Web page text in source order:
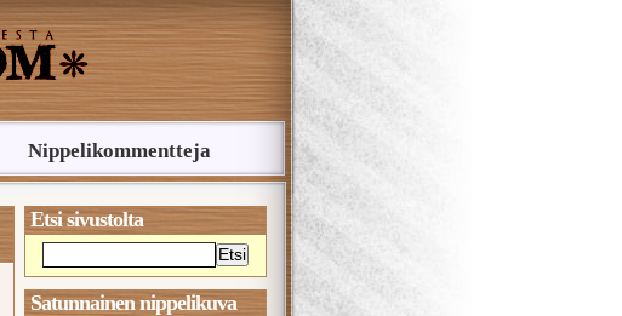
Nippelikommentteja
Etsi sivustolta
Etsi
Satunnainen nippelikuva